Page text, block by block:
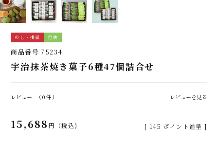
のし・掛紙 包装
商品番号 75234
宇治抹茶焼き菓子6種47個詰合せ
レビュー （0件） レビューを見る
15,688 税込 [ 145 ポイント進呈 ]